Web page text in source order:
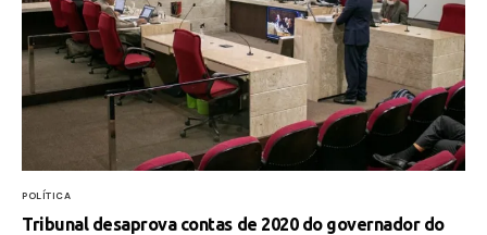
POLÍTICA
Tribunal desaprova contas de 2020 do governador do